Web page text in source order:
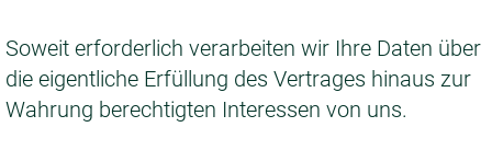
Soweit erforderlich verarbeiten wir Ihre Daten über
die eigentliche Erfüllung des Vertrages hinaus zur
Wahrung berechtigten Interessen von uns.